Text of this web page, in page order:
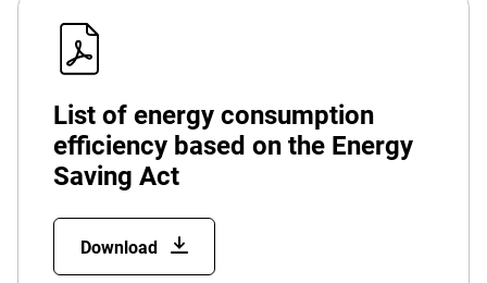
List of energy consumption
efficiency based on the Energy
Saving Act
Download